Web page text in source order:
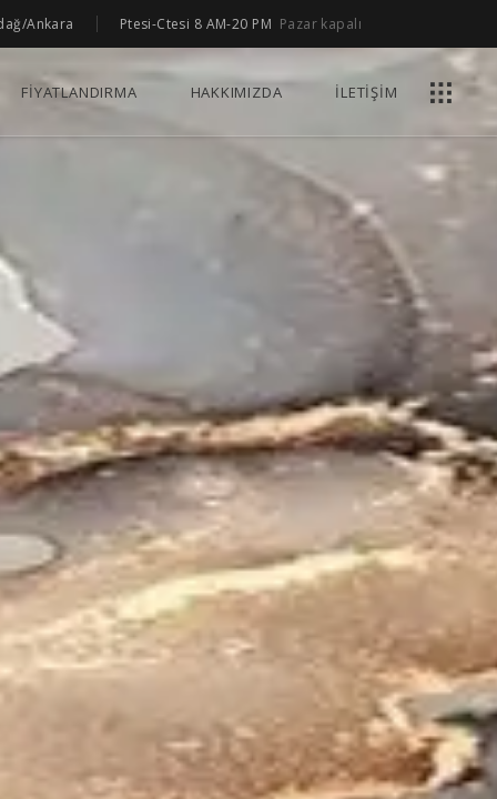
Ankara Ptesi-Ctesi 8 AM-20 PM Pazar kapalı
FİYATLANDIRMA HAKKIMIZDA İLETİŞİM